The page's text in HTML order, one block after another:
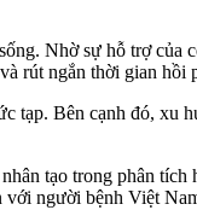
Nhờ sự hỗ trợ của
rút ngắn thời gian hồi
tạp. Bên cạnh đó, xu
tạo trong phân tích
với người bệnh Việt